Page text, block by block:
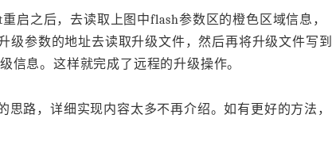
启之后，去读取上图中flash参数区的橙色区域信息，
级参数的地址去读取升级文件，然后再将升级文件写到
信息。这样就完成了远程的升级操作。
路，详细实现内容太多不再介绍。如有更好的方法，